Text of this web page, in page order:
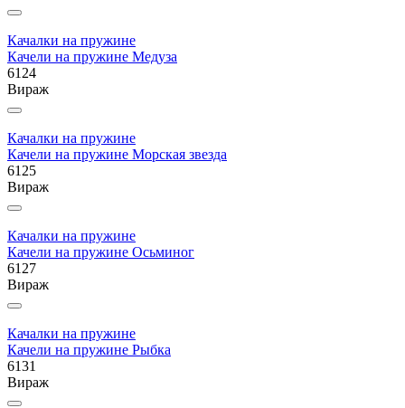
Качалки на пружине
Качели на пружине Медуза
6124
Вираж
Качалки на пружине
Качели на пружине Морская звезда
6125
Вираж
Качалки на пружине
Качели на пружине Осьминог
6127
Вираж
Качалки на пружине
Качели на пружине Рыбка
6131
Вираж